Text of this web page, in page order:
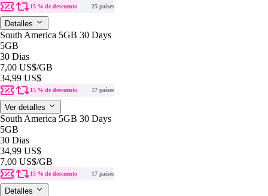
15 % de descuento 25 países
Detalles
South America 5GB 30 Days
5GB
30 Dias
7,00 US$/GB
34,99 US$
15 % de descuento 17 países
Ver detalles
South America 5GB 30 Days
5GB
30 Dias
34,99 US$
7,00 US$/GB
15 % de descuento 17 países
Detalles